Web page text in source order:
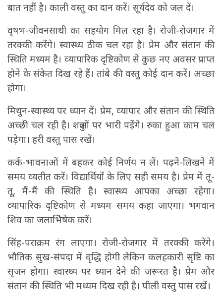
बात नहीं है। काली वस्‍तु का दान करें। सूर्यदेव को जल दें।
वृषभ-जीवनसाथी का सहयोग मिल रहा है। रोजी-रोजगार में
तरक्‍की करेंगे। स्‍वास्‍थ्‍य ठीक चल रहा है। प्रेम और संतान की
स्थिति मध्‍यम है। व्‍यापारिक दृष्टिकोण से कुछ नए अवसर प्राप्‍त
होने के संकेत दिख रहे हैं। तांबे की वस्‍तु कोई दान करें। अच्‍छा
होगा।
मिथुन-स्‍वास्‍थ्‍य पर ध्‍यान दें। प्रेम, व्‍यापार और संतान की स्थिति
अच्‍छी चल रही है। शत्रुओं पर भारी पड़ेंगे। रुका हुआ काम चल
पड़ेगा। हरी वस्‍तु पास रखें।
कर्क-भावनाओं में बहकर कोई निर्णय न लें। पढ़ने-लिखने में
समय व्‍यतीत करें। विद्यार्थियों के लिए सही समय है। प्रेम में तू-
तू, मैं-मैं की स्थिति है। स्‍वास्‍थ्‍य आपका अच्‍छा रहेगा।
व्‍यापारिक दृष्टिकोण से मध्‍यम समय कहा जाएगा। भगवान
शिव का जलाभिेषेक करें।
सिंह-पराक्रम रंग लाएगा। रोजी-रोजगार में तरक्‍की करेंगे।
भौतिक सुख-संपदा में वृद्ध‍ि होगी लेकिन कलहकारी सृष्टि का
सृजन होगा। स्‍वास्‍थ्‍य पर ध्‍यान देने की जरूरत है। प्रेम और
संतान की स्थिति भी मध्‍यम दिख रही है। पीली वस्‍तु पास रखें।